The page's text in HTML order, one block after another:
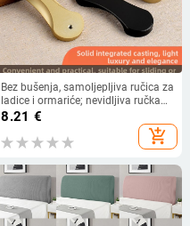
Bez bušenja, samoljepljiva ručica za
ladice i ormariće; nevidljiva ručka
za vrata i prozore; mini ručica za
8.21 €
add_shopping_cart